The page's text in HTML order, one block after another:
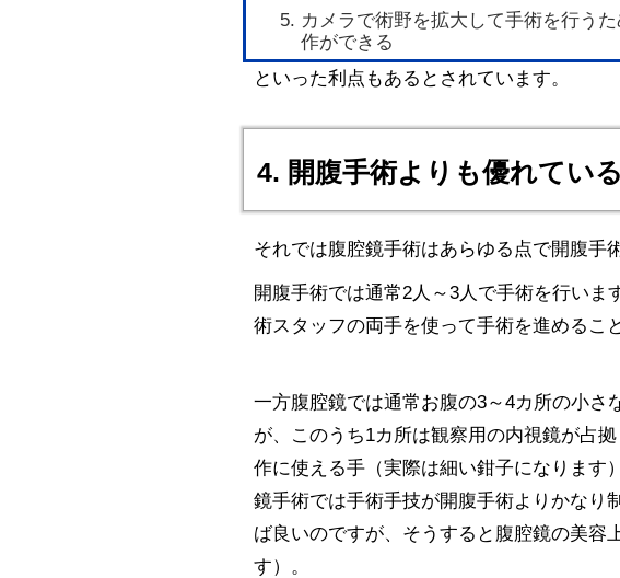
カメラで術野を拡大して手術を行う
作ができる
といった利点もあるとされています。
4. 開腹手術よりも優れてい
それでは腹腔鏡手術はあらゆる点で開腹手
開腹手術では通常2人～3人で手術を行いま
術スタッフの両手を使って手術を進めるこ
一方腹腔鏡では通常お腹の3～4カ所の小さ
が、このうち1カ所は観察用の内視鏡が占
作に使える手（実際は細い鉗子になります
鏡手術では手術手技が開腹手術よりかなり
ば良いのですが、そうすると腹腔鏡の美容
す）。